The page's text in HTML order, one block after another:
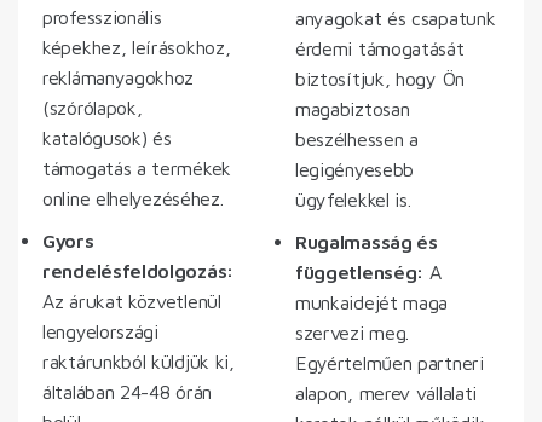
professzionális
képekhez, leírásokhoz,
reklámanyagokhoz
(szórólapok,
katalógusok) és
támogatás a termékek
online elhelyezéséhez.
Gyors
rendelésfeldolgozás:
Az árukat közvetlenül
lengyelországi
raktárunkból küldjük ki,
általában 24-48 órán
anyagokat és csapatunk
érdemi támogatását
biztosítjuk, hogy Ön
magabiztosan
beszélhessen a
legigényesebb
ügyfelekkel is.
Rugalmasság és
függetlenség: A
munkaidejét maga
szervezi meg.
Egyértelműen partneri
alapon, merev vállalati